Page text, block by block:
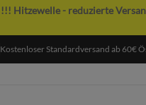
!!! Hitzewelle - reduzierte
Kostenloser Standardversand ab 60€